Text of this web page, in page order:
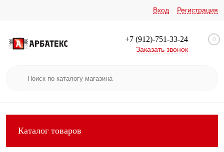
Вход Регистрация
+7 (912)-751-33-24
Заказать звонок
0
Каталог товаров